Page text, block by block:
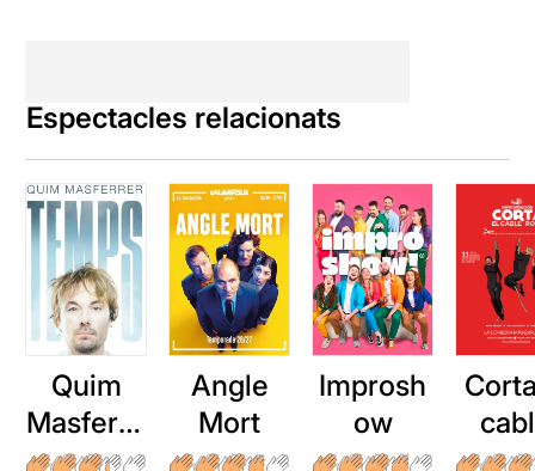
Espectacles relacionats
Quim
Masferre
r: Temps
Angle
Mort
Improsh
ow